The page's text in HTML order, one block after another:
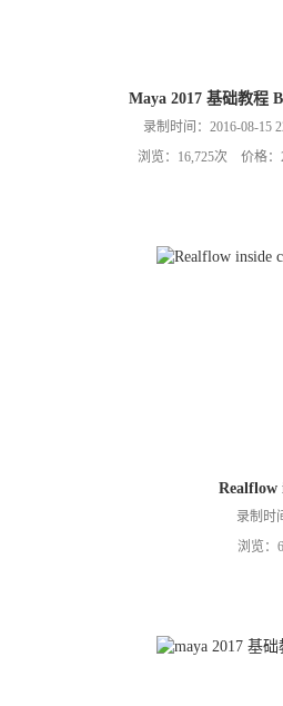
Maya 2017 基础教程
录制时间：2016-08-15
浏览：16,725次 价格：
Realflow
录制时
浏览：